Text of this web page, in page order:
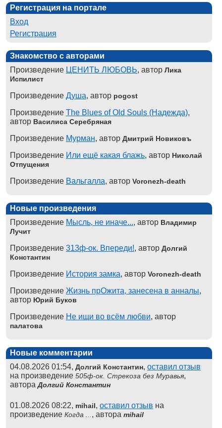
Регистрация на портале
Вход
Регистрация
Знакомство с авторами
Произведение ЦЕНИТЬ ЛЮБОВЬ, автор Лика
Испилист
Произведение Душа, автор pogost
Произведение The Blues of Old Souls (Надежда),
автор Василиса Серебряная
Произведение Мурман, автор Дмитрий Новиковъ
Произведение Или ещё какая блажь, автор Николай
Отпущения
Произведение Вальгалла, автор Voronezh-death
Новые произведения
Произведение Мысль, не иначе..., автор Владимир
Лучит
Произведение 313ф-ок. Впереди!, автор Долгий
Константин
Произведение История замка, автор Voronezh-death
Произведение Жизнь прОжита, занесена в анналы,
автор Юрий Буков
Произведение Не ищи во всём любви, автор
палатова
Новые комментарии
04.08.2026 01:54, Долгий Константин, оставил отзыв
на произведение 505ф-ок. Стрекоза без Муравья,
автораДолгий Константин
01.08.2026 08:22, mihail, оставил отзыв на
произведение Когда ... , автора mihail